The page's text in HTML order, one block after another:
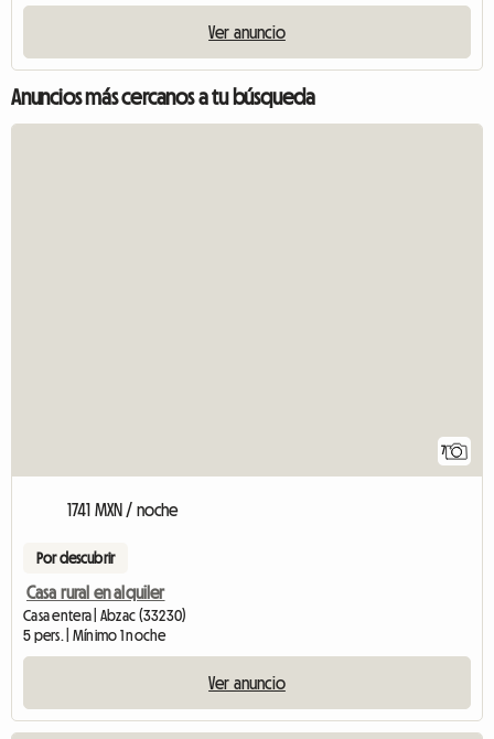
Ver anuncio
Anuncios más cercanos a tu búsqueda
7
1741 MXN / noche
Por descubrir
Casa rural en alquiler
Casa entera | Abzac (33230)
5 pers. | Mínimo 1 noche
Ver anuncio